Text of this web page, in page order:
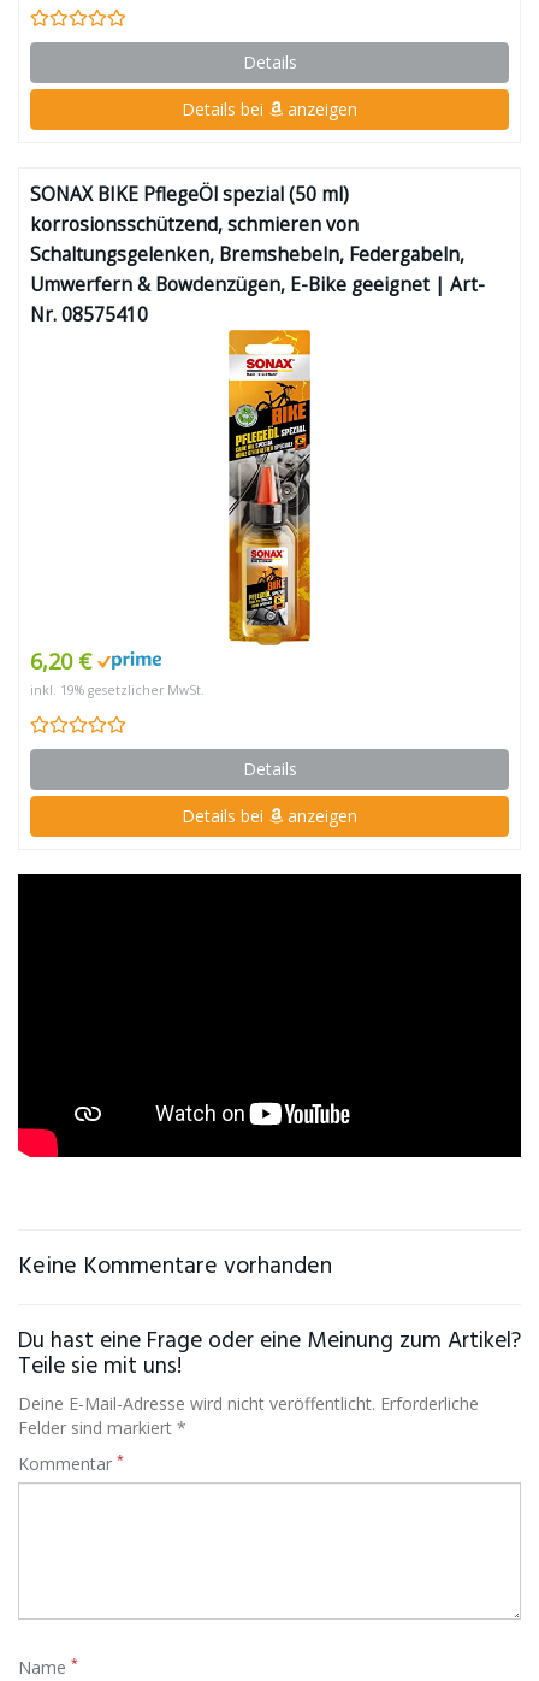
Details
Details bei anzeigen
SONAX BIKE PflegeÖl spezial (50 ml)
korrosionsschützend, schmieren von
Schaltungsgelenken, Bremshebeln, Federgabeln,
Umwerfern & Bowdenzügen, E-Bike geeignet | Art-
Nr. 08575410
6,20 €
inkl. 19% gesetzlicher MwSt.
Details
Details bei anzeigen
Keine Kommentare vorhanden
Du hast eine Frage oder eine Meinung zum Artikel?
Teile sie mit uns!
Deine E-Mail-Adresse wird nicht veröffentlicht. Erforderliche
Felder sind markiert *
Kommentar *
Name *